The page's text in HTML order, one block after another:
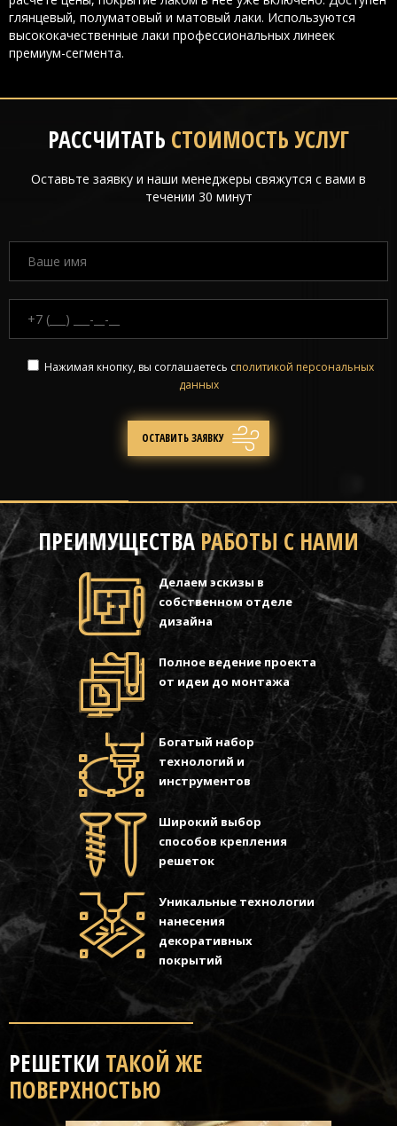
глянцевый, полуматовый и матовый лаки. Используются
высококачественные лаки профессиональных линеек
премиум-сегмента.
РАССЧИТАТЬ СТОИМОСТЬ УСЛУГ
Оставьте заявку и наши менеджеры свяжутся с вами в
течении 30 минут
Нажимая кнопку, вы соглашаетесь сполитикой персональных
данных
ПРЕИМУЩЕСТВАРАБОТЫ С НАМИ
Делаем эскизы в
собственном отделе
дизайна
Полное ведение проекта
от идеи до монтажа
Богатый набор
технологий и
инструментов
Широкий выбор
способов крепления
решеток
Уникальные технологии
нанесения
декоративных
покрытий
РЕШЕТКИ ТАКОЙ ЖЕ
ПОВЕРХНОСТЬЮ